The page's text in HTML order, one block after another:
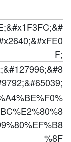
F;
%8F